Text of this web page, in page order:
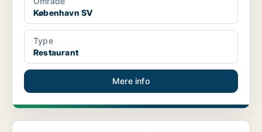
København SV
Type
Restaurant
Mere info
Boligudlejningsejendom på København Ø